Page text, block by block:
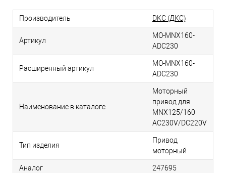
Производитель DKC (ДКС)
Артикул
MO-MNX160-
ADC230
Расширенный артикул
MO-MNX160-
ADC230
Наименование в каталоге
Моторный
привод для
MNX125/160
AC230V/DC220V
Тип изделия
Привод
моторный
Аналог 247695